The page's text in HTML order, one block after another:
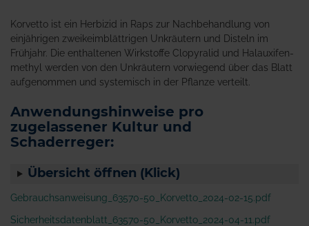
Korvetto ist ein Herbizid in Raps zur Nachbehandlung von
einjährigen zweikeimblättrigen Unkräutern und Disteln im
Frühjahr. Die enthaltenen Wirkstoffe Clopyralid und Halauxifen-
methyl werden von den Unkräutern vorwiegend über das Blatt
aufgenommen und systemisch in der Pflanze verteilt.
Anwendungshinweise pro
zugelassener Kultur und
Schaderreger:
Übersicht öffnen (Klick)
Gebrauchsanweisung_63570-50_Korvetto_2024-02-15.pdf
Sicherheitsdatenblatt_63570-50_Korvetto_2024-04-11.pdf